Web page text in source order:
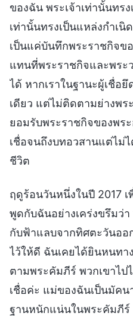
ของฉัน พระเจ้าเท่านั้นทร
เท่านั้นทรงเป็นแหล่งกำเ
เป็นแค่บันทึกพระราชกิจข
แทนที่พระราชกิจและพระ
ได้ หากเราในฐานะผู้เชื่อ
เดียว แต่ไม่ติดตามย่างพร
ยอมรับพระราชกิจของพร
เชื่อจนถึงบทอวสานแต่ไม่
ชีวิต
ฤดูร้อนวันหนึ่งในปี 2017
พูดกับฉันอย่างเคร่งขรึมว่
กับฟ้าแลบจากทิศตะวันอ
ไว้ให้ดี ฉันเคยได้ยินหนทา
ตามพระคัมภีร์ พวกเขาไป
เชื่อค่ะ แม่ของฉันเป็นมัค
ฐานหนักแน่นในพระคัมภี